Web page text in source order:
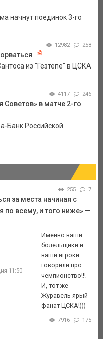
начнут поединок 3-го
12982 258
из "Гезтепе" в ЦСКА
4117 246
в матче 2-го
Банк Российской
255 7
за места начиная с
по всему, и того ниже» —
11:50
Именно ваши
болельщики и
ваши игроки
говорили про
чемпионство!!!
И, тот же
Журавель ярый
фанат ЦСКА!)))
7916 175